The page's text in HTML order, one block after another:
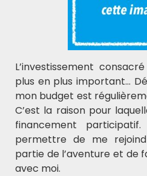
L'actualité
N'hésitez pas à laisser
Laisser un commentaire
Votre adresse e-mail ne
L’investissement
plus en plus important…
mon budget est
C’est la raison pour
financement
permettre de me
partie de l’aventure et de
avec moi.